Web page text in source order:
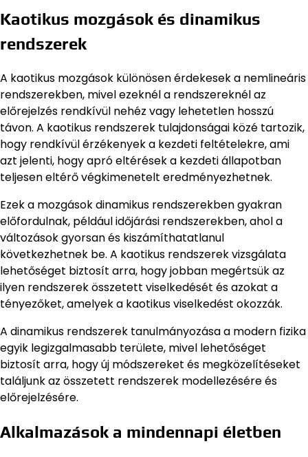
Kaotikus mozgások és dinamikus
rendszerek
A kaotikus mozgások különösen érdekesek a nemlineáris
rendszerekben, mivel ezeknél a rendszereknél az
előrejelzés rendkívül nehéz vagy lehetetlen hosszú
távon. A kaotikus rendszerek tulajdonságai közé tartozik,
hogy rendkívül érzékenyek a kezdeti feltételekre, ami
azt jelenti, hogy apró eltérések a kezdeti állapotban
teljesen eltérő végkimenetelt eredményezhetnek.
Ezek a mozgások dinamikus rendszerekben gyakran
előfordulnak, például időjárási rendszerekben, ahol a
változások gyorsan és kiszámíthatatlanul
következhetnek be. A kaotikus rendszerek vizsgálata
lehetőséget biztosít arra, hogy jobban megértsük az
ilyen rendszerek összetett viselkedését és azokat a
tényezőket, amelyek a kaotikus viselkedést okozzák.
A dinamikus rendszerek tanulmányozása a modern fizika
egyik legizgalmasabb területe, mivel lehetőséget
biztosít arra, hogy új módszereket és megközelítéseket
találjunk az összetett rendszerek modellezésére és
előrejelzésére.
Alkalmazások a mindennapi életben